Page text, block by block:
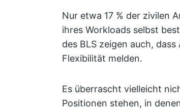
Nur etwa 17 % der zivilen
ihres Workloads selbst
des BLS zeigen auch,
Flexibilität melden.
Es überrascht vielleicht
Positionen stehen, in